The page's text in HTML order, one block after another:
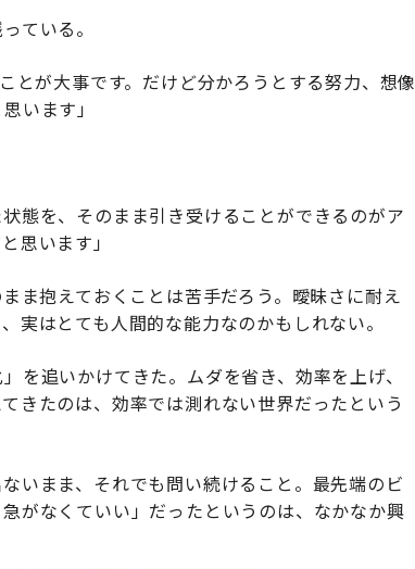
ている。
とが大事です。だけど分かろうとする努力、想像
います」
態を、そのまま引き受けることができるのがア
思います」
ま抱えておくことは苦手だろう。曖昧さに耐え
実はとても人間的な能力なのかもしれない。
を追いかけてきた。ムダを省き、効率を上げ、
きたのは、効率では測れない世界だったという
いまま、それでも問い続けること。最先端のビ
がなくていい」だったというのは、なかなか興